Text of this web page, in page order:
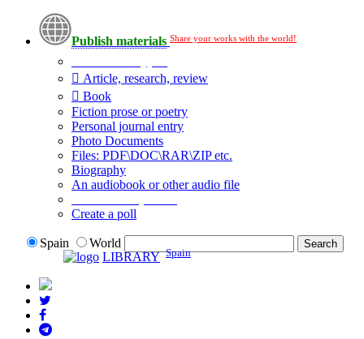
Publish materials Share your works with the world!
Article, research, review
Book
Fiction prose or poetry
Personal journal entry
Photo Documents
Files: PDF\DOC\RAR\ZIP etc.
Biography
An audiobook or other audio file
Create a poll
Spain
World
LIBRARY Spain